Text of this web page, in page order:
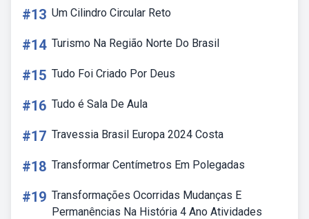
#13 Um Cilindro Circular Reto
#14 Turismo Na Região Norte Do Brasil
#15 Tudo Foi Criado Por Deus
#16 Tudo é Sala De Aula
#17 Travessia Brasil Europa 2024 Costa
#18 Transformar Centímetros Em Polegadas
#19 Transformações Ocorridas Mudanças E
Permanências Na História 4 Ano Atividades